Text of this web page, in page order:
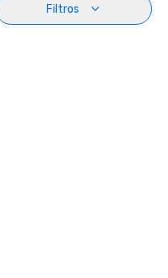
Filtros